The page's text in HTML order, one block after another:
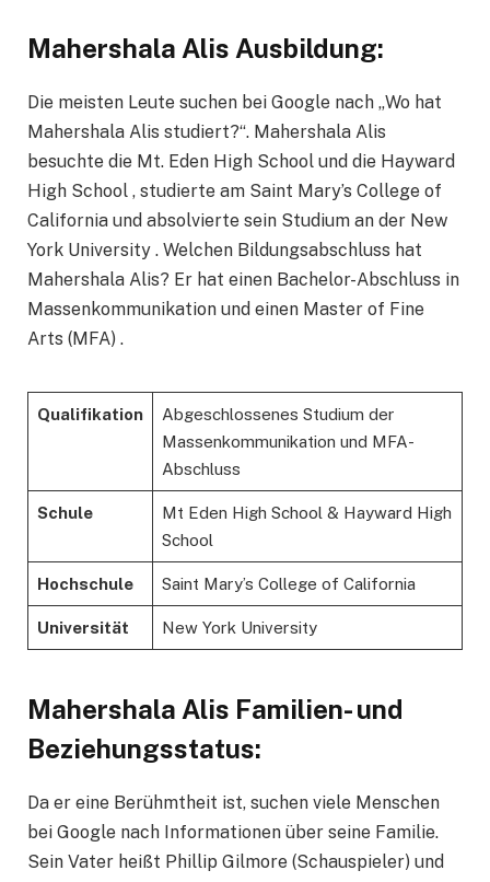
Mahershala Alis Ausbildung:
Die meisten Leute suchen bei Google nach „Wo hat
Mahershala Alis studiert?“. Mahershala Alis
besuchte die Mt. Eden High School und die Hayward
High School , studierte am Saint Mary’s College of
California und absolvierte sein Studium an der New
York University . Welchen Bildungsabschluss hat
Mahershala Alis? Er hat einen Bachelor-Abschluss in
Massenkommunikation und einen Master of Fine
Arts (MFA) .
Qualifikation
Abgeschlossenes Studium der
Massenkommunikation und MFA-
Abschluss
Schule
Mt Eden High School & Hayward High
School
Hochschule Saint Mary’s College of California
Universität New York University
Mahershala Alis Familien- und
Beziehungsstatus:
Da er eine Berühmtheit ist, suchen viele Menschen
bei Google nach Informationen über seine Familie.
Sein Vater heißt Phillip Gilmore (Schauspieler) und